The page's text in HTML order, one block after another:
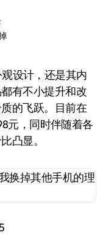
有不小提升和改
的飞跃。目前在
元，同时伴随着各
凸显。